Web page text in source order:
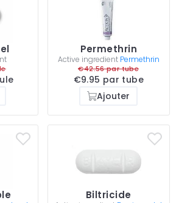
Permethrin
Active ingredient Permethrin
€42.56 par tube
€9.95 par tube
Ajouter
Biltricide